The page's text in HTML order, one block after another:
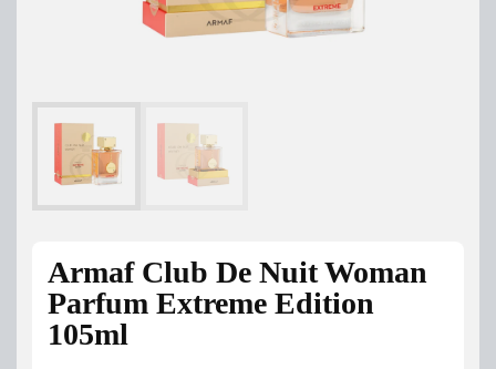
Armaf Club De Nuit Woman
Parfum Extreme Edition
105ml